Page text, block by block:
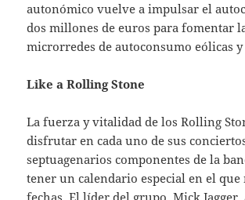
autonómico vuelve a impulsar el
dos millones de euros para fomentar
microrredes de autoconsumo eólicas
Like a Rolling Stone
La fuerza y vitalidad de los Rolling
disfrutar en cada uno de sus
septuagenarios componentes de la
tener un calendario especial en el que